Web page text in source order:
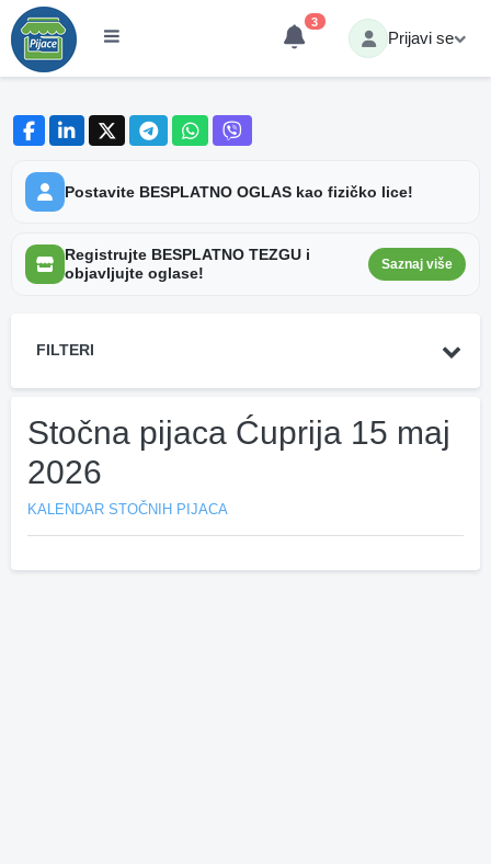
3
Prijavi se
Postavite BESPLATNO OGLAS kao fizičko lice!
Registrujte BESPLATNO TEZGU i
objavljujte oglase!
Saznaj više
FILTERI
Stočna pijaca Ćuprija 15 maj
2026
KALENDAR STOČNIH PIJACA